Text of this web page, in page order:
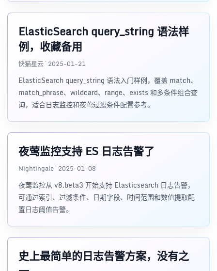
ElasticSearch query_string 语法样
例，收藏备用
快猫星云 · 2025-01-21
ElasticSearch query_string 语法入门样例，覆盖 match、
match_phrase、wildcard、range、exists 和多条件组合查
询，适合日志监控和夜莺过滤条件配置参考。
夜莺监控支持 ES 日志告警了
Nightingale · 2025-01-08
夜莺监控从 v8.beta3 开始支持 Elasticsearch 日志告警，
可通过索引、过滤条件、日期字段、时间范围和数值提取配
置日志阈值告警。
史上最简单的日志告警方案，没有之